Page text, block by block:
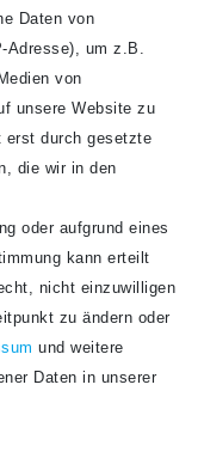
gelesen habe. Meine
Daten von
Adresse), um z.B.
von
unsere Website zu
erst durch gesetzte
die wir in den
oder aufgrund eines
kann erteilt
nicht einzuwilligen
zu ändern oder
und weitere
Daten in unserer